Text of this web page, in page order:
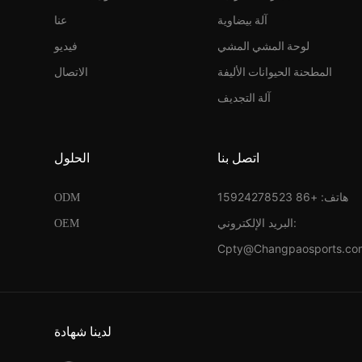
عنا
فيديو
الاتصال
آلة بيضاوية
لوحة المشي المشي
المطحنة الحيوانات الأليفة
آلة التجديف
الحلول
ODM
OEM
اتصل بنا
هاتف: +86 15924278523
البريد الإلكتروني:
لدينا شهادة